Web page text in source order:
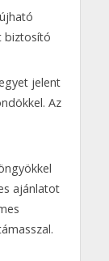
biztosító
jelent
Az
ajánlatot